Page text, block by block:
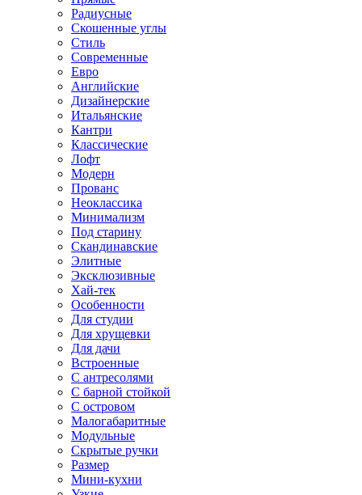
Радиусные
Скошенные углы
Стиль
Современные
Евро
Английские
Дизайнерские
Итальянские
Кантри
Классические
Лофт
Модерн
Прованс
Неоклассика
Минимализм
Под старину
Скандинавские
Элитные
Эксклюзивные
Хай-тек
Особенности
Для студии
Для хрущевки
Для дачи
Встроенные
С антресолями
С барной стойкой
С островом
Малогабаритные
Модульные
Скрытые ручки
Размер
Мини-кухни